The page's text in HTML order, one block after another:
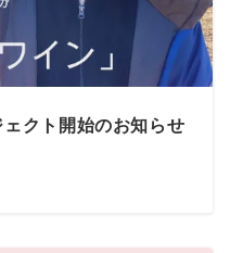
クト開始のお知らせ